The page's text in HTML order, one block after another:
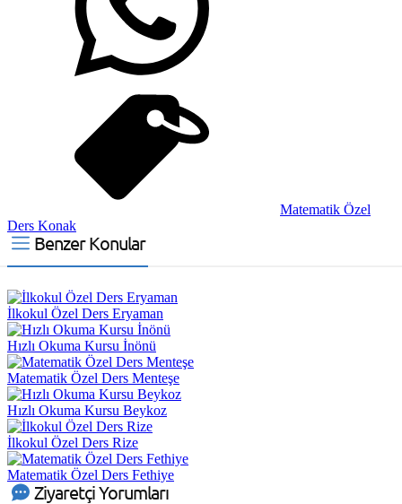
Matematik Özel
Ders Konak
Benzer Konular
İlkokul Özel Ders Eryaman
Hızlı Okuma Kursu İnönü
Matematik Özel Ders Menteşe
Hızlı Okuma Kursu Beykoz
İlkokul Özel Ders Rize
Matematik Özel Ders Fethiye
Ziyaretçi Yorumları